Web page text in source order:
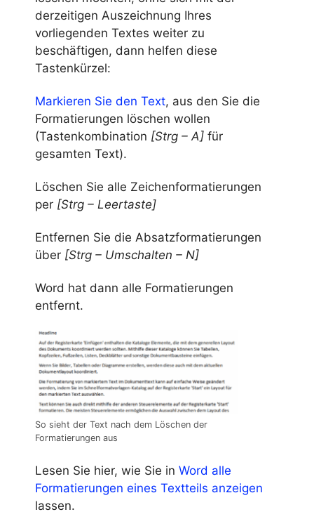
derzeitigen Auszeichnung Ihres
vorliegenden Textes weiter zu
beschäftigen, dann helfen diese
Tastenkürzel:
Markieren Sie den Text, aus den Sie die
Formatierungen löschen wollen
(Tastenkombination [Strg – A] für
gesamten Text).
Löschen Sie alle Zeichenformatierungen
per [Strg – Leertaste]
Entfernen Sie die Absatzformatierungen
über [Strg – Umschalten – N]
Word hat dann alle Formatierungen
entfernt.
So sieht der Text nach dem Löschen der
Formatierungen aus
Lesen Sie hier, wie Sie in Word alle
Formatierungen eines Textteils anzeigen
lassen.